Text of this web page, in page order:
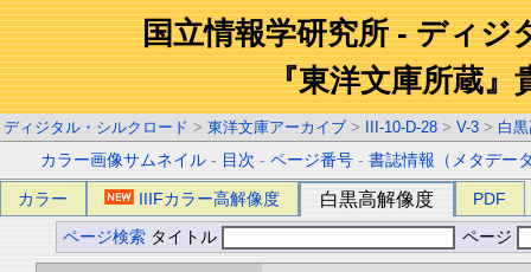
国立情報学研究所 - ディジ
『東洋文庫所蔵』
ディジタル・シルクロード > 東洋文庫アーカイブ > III-10-D-28 > V-3 > 白
カラー画像サムネイル - 目次 -ページ番号 -書誌情報（メタデー
カラー IIIFカラー高解像度 白黒高解像度 PDF
ページ検索 タイトル ページ